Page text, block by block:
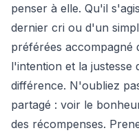
penser à elle. Qu'il
dernier cri ou d'un
préférées
l'intention et la justesse
différence. N'oubliez
partagé : voir le
des récompenses.